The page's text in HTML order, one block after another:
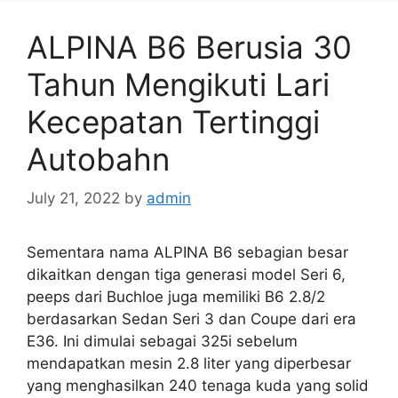
ALPINA B6 Berusia 30
Tahun Mengikuti Lari
Kecepatan Tertinggi
Autobahn
July 21, 2022 by admin
Sementara nama ALPINA B6 sebagian besar
dikaitkan dengan tiga generasi model Seri 6,
peeps dari Buchloe juga memiliki B6 2.8/2
berdasarkan Sedan Seri 3 dan Coupe dari era
E36. Ini dimulai sebagai 325i sebelum
mendapatkan mesin 2.8 liter yang diperbesar
yang menghasilkan 240 tenaga kuda yang solid